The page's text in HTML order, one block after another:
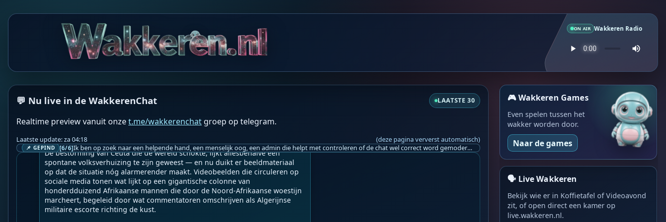
ON AIR Wakkeren Radio
💬 Nu live in de WakkerenChat LAATSTE 30
Realtime preview vanuit onzet.me/wakkerenchat groep op telegram.
Laatste update: za 04:18 (deze pagina ververst automatisch)
📌 GEPIND [6/6] Ik ben op zoek naar een helpende hand, een menselijk oog, een admin die helpt met controleren of de chat wel correct word gemodereerd word door NoMoSpam. 98% gaat automatisch goed, toch ik dit nooit helemaal loslaten en moet er altijd een mens mee blijven opletten bij elke beslissing die gemaakt word. Waar bestaan de werkzaamheden uit? Mee kijken in admin log kanaal naar alle drugs/porno/scams die voorbij komen en in het geval van een randgevalletje, ingrijpen en b.v. een verwijderd maar wel toegestaan bericht terug plaatsen met een druk op de knop. tsja zo banaal en simpel is het gesteld.. Word je hier blij van? Nee. Strookt het je ego? Nee. Word je er beter van? Nee. Kost het veel tijd? Totaal niet, consistentie en regelmaat is belangrijker dan 'er even voor kunnen gaan zitten'.. het werk is in een paar seconden gepiept.. je checkt puur of AI de juiste beslissing heeft gemaakt.. …
Current Direct
Zijn ze zo gestoord?
☀️NineForNews☀️
--
De bestorming van Ceuta die de wereld schokte, lijkt allesbehalve een
spontane volksverhuizing te zijn geweest — en nu duikt er beeldmateriaal
op dat de situatie nóg alarmerender maakt. Videobeelden die circuleren op
sociale media tonen wat lijkt op een gigantische colonne van
honderdduizend Afrikaanse mannen die door de Noord-Afrikaanse woestijn
marcheert, begeleid door wat commentatoren omschrijven als Algerijnse
militaire escorte richting de kust.
🎮 Wakkeren Games
Even spelen tussen het
wakker worden door.
Naar de games
🗣️ Live Wakkeren
Bekijk wie er in Koffietafel of Videoavond
zit, of open direct een kamer op
live.wakkeren.nl.